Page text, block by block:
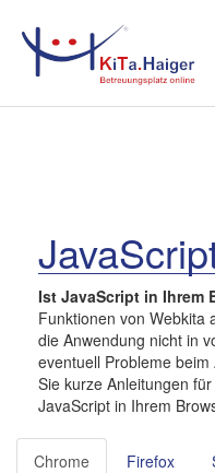
Ist JavaScript in Ihrem
Funktionen von Webkita
die Anwendung nicht in
eventuell Probleme
Sie kurze Anleitungen
JavaScript in Ihrem
Chrome Firefox